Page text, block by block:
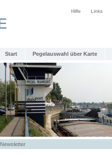
Hilfe Links
Start Pegelauswahl über Karte
Newsletter